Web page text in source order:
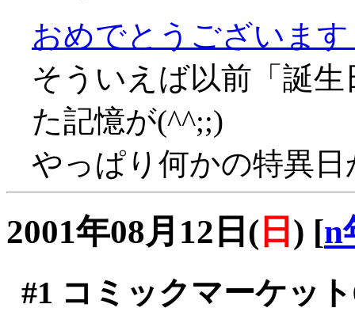
おめでとうございま
そういえば以前「誕
た記憶が(^^;;)
やっぱり何かの特異
2001年08月12日( 日 ) [n
#1 コミックマーケッ